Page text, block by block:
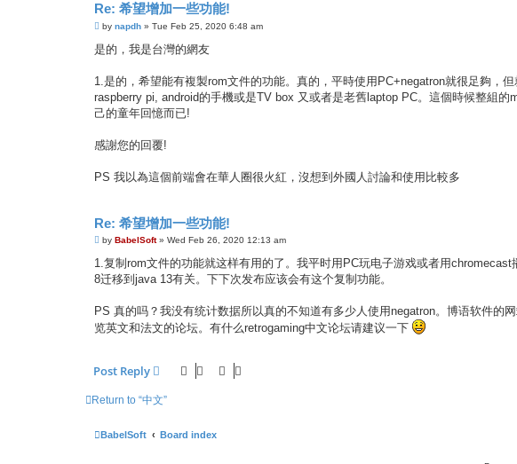
Re: 希望增加一些功能!
P
s
t
by napdh » Tue Feb 25, 2020 6:48 am
是的，我是台灣的網友
1.是的，希望能有複製rom文件的功能。真的，平時使用PC+negatron就很足夠，
raspberry pi, android的手機或是TV box 又或者是老舊laptop PC。這個時候整組
己的童年回憶而已!
感謝您的回覆!
PS 我以為這個前端會在華人圈很火紅，沒想到外國人討論和使用比較多
Re: 希望增加一些功能!
Pby BabelSoft» Wed Feb 26, 2020 12:13 am
1.复制rom文件的功能就这样有用的了。我平时用PC玩电子游戏或者用
8迁移到java 13有关。下下次发布应该会有这个复制功能。
PS 真的吗？我没有统计数据所以真的不知道有多少人使用negatron。博语软件的
览英文和法文的论坛。有什么retrogaming中文论坛请建议一下
Post Reply
Return to “中文”
BabelSoft Board index